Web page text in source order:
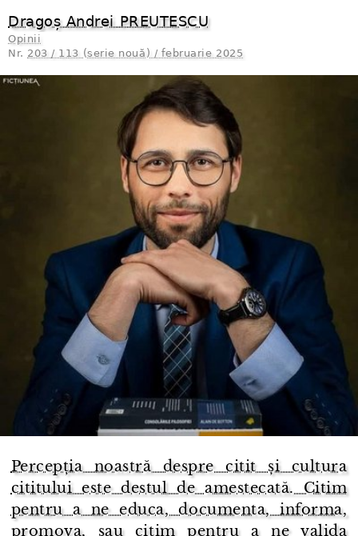
Dragoș Andrei PREUTESCU
Opinii
Nr. 203 / 113 (serie nouă) / februarie 2025
Percepția noastră despre citit și cultura
cititului este destul de amestecată. Citim
pentru a ne educa, documenta, informa,
promova, sau citim pentru a ne valida